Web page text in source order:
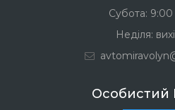
Субота: 9:00
Неділя:
Особистий